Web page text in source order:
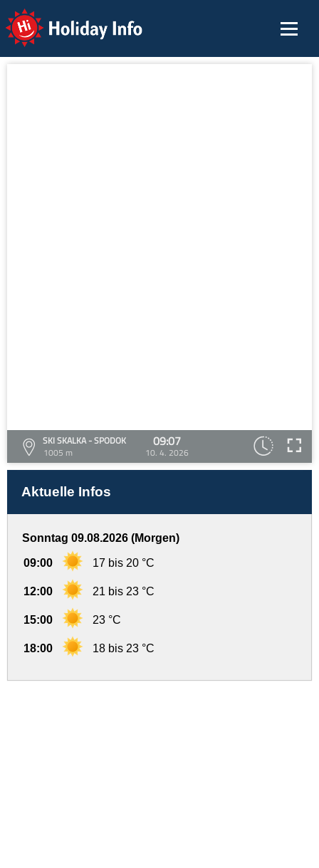
Holiday Info
SKI SKALKA - SPODOK
1005 m
09:07
10. 4. 2026
Aktuelle Infos
Sonntag 09.08.2026 (Morgen)
09:00 17 bis 20 °C
12:00 21 bis 23 °C
15:00 23 °C
18:00 18 bis 23 °C